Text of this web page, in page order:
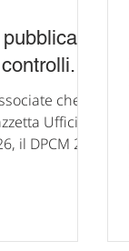
che è
Ufficiale
il DPCM 26